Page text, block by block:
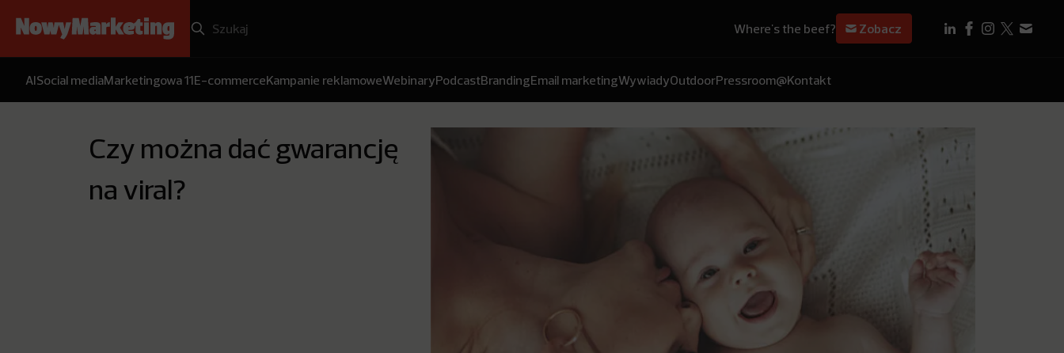
Where's the beef? Zobacz
AISocial mediaMarketingowa 11E-commerceKampanie reklamoweWebinaryPodcastBrandingEmail marketingWywiadyOutdoorPressroom@Kontakt
Czy można dać gwarancję
na viral?